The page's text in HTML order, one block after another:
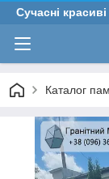
Сучасні
Каталог